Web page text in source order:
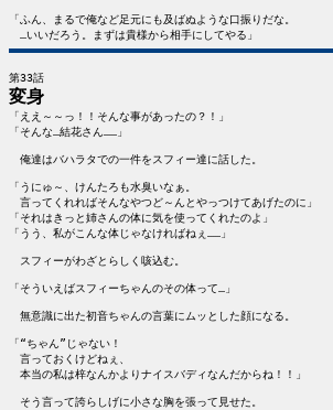
「ふん、まるで俺など足元にも及ばぬような口振りだな。
変身
「ええ～～っ！！そんな事があったの？！」
「そんな…結花さん……」
俺達はバハラタでの一件をスフィー達に話した。
「うにゅ～、けんたろも水臭いなぁ。
言ってくれればそんなやつど～んとやっつけてあげたのに」
「それはきっと姉さんの体に気を使ってくれたのよ」
「うう、私がこんな体じゃなければねぇ……」
スフィーがわざとらしく咳込む。
「そういえばスフィーちゃんのその体って…」
無意識に出た初音ちゃんの言葉にムッとした顔になる。
「“ちゃん”じゃない！
言っておくけどねぇ、
本当の私は梓なんかよりナイスバディなんだからね！！」
そう言って誇らしげに小さな胸を張って見せた。